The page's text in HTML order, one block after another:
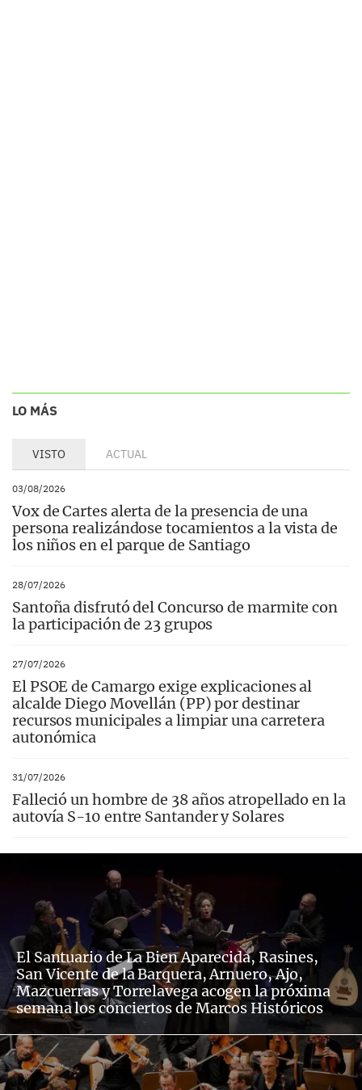
LO MÁS
VISTO ACTUAL
03/08/2026
Vox de Cartes alerta de la presencia de una
persona realizándose tocamientos a la vista de
los niños en el parque de Santiago
28/07/2026
Santoña disfrutó del Concurso de marmite con
la participación de 23 grupos
27/07/2026
El PSOE de Camargo exige explicaciones al
alcalde Diego Movellán (PP) por destinar
recursos municipales a limpiar una carretera
autonómica
31/07/2026
Falleció un hombre de 38 años atropellado en la
autovía S-10 entre Santander y Solares
El Santuario de La Bien Aparecida, Rasines,
San Vicente de la Barquera, Arnuero, Ajo,
Mazcuerras y Torrelavega acogen la próxima
semana los conciertos de Marcos Históricos